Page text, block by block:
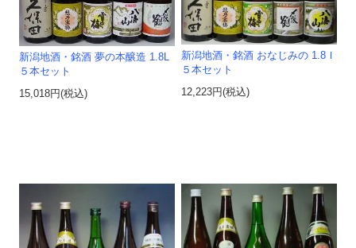
新潟地酒・銘酒 夢の本醸造 1.8L
５本セット
15,018円(税込)
新潟地酒・銘酒 おなじみの 1.8ｌ
５本セット
12,223円(税込)